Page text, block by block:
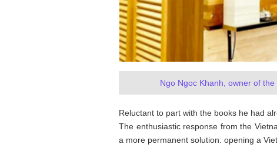
Ngo Ngoc Khanh, owner of
Reluctant to part with the books he had
The enthusiastic response from the
a more permanent solution: opening a
NHỮNG
NGƯỜI
NHỮNG
công việc của sự hư cấu,
hành trình phác dựng thế
trí tưởng tượng, nơi nhà
do tạo hình mọi thứ theo ý